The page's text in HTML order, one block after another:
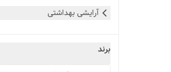
آرایشی بهداشتی
برند